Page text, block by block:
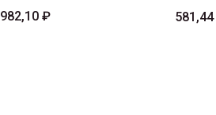
982,10 ₽